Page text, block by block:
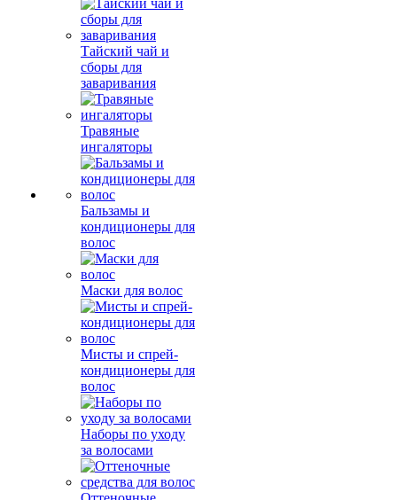
Тайский чай и
сборы для
заваривания
Травяные
ингаляторы
Бальзамы и
кондиционеры для
волос
Маски для волос
Мисты и спрей-
кондиционеры для
волос
Наборы по уходу
за волосами